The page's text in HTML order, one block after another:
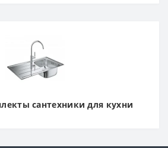
сантехники для кухни